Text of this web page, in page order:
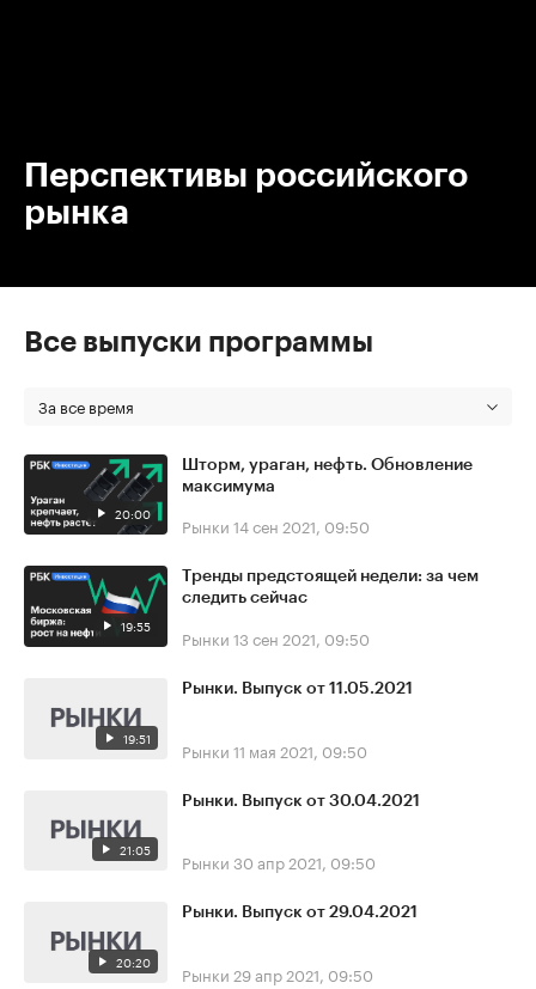
Перспективы российского
рынка
Все выпуски программы
За все время
20:00
Шторм, ураган, нефть. Обновление
максимума
Рынки 14 сен 2021, 09:50
19:55
Тренды предстоящей недели: за чем
следить сейчас
Рынки 13 сен 2021, 09:50
19:51
Рынки. Выпуск от 11.05.2021
Рынки 11 мая 2021, 09:50
21:05
Рынки. Выпуск от 30.04.2021
Рынки 30 апр 2021, 09:50
20:20
Рынки. Выпуск от 29.04.2021
Рынки 29 апр 2021, 09:50